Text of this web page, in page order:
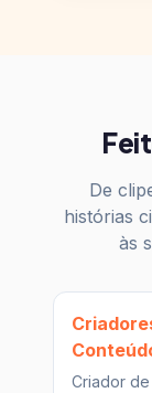
De
histórias
às
Criador de
Curtos